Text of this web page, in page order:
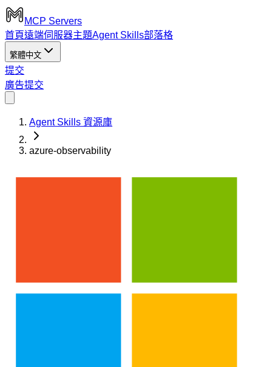
MCP Servers
首頁遠端伺服器主題Agent Skills部落格
繁體中文
提交
廣告提交
Agent Skills 資源庫
azure-observability